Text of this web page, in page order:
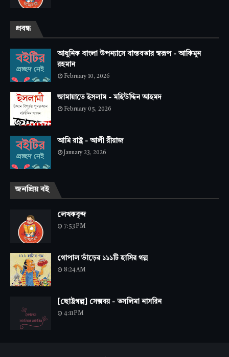
প্রবন্ধ
আধুনিক বাংলা উপন্যাসে বাস্তবতার স্বরূপ - আকিমুন
রহমান
February 10, 2026
জামায়াতে ইসলাম - মহিউদ্দিন আহমদ
February 05, 2026
আমি রাষ্ট্র - আলী রীয়াজ
January 23, 2026
জনপ্রিয় বই
লেখকবৃন্দ
7:53 PM
গোপাল ভাঁড়ের ১১১টি হাসির গল্প
8:24 AM
[ছোট্টগল্প] সেক্সবয় - তসলিমা নাসরিন
4:11 PM